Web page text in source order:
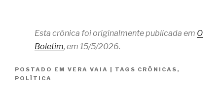
Esta crônica foi originalmente publicada em O
Boletim, em 15/5/2026.
POSTADO EM VERA VAIA | TAGS CRÔNICAS ,
POLÍTICA